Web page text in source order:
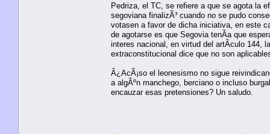
Pedriza, el TC, se refiere a que se agota la
segoviana finalizÃ³ cuando no se pudo
votasen a favor de dicha iniciativa, en este
de agotarse es que Segovia tenÃ­a que
interes nacional, en virtud del artÃ­culo 144,
extraconstitucional dice que no son
Â¿AcÃ¡so el leonesismo no sigue
a algÃºn manchego, berciano o incluso
encauzar esas pretensiones? Un saludo.